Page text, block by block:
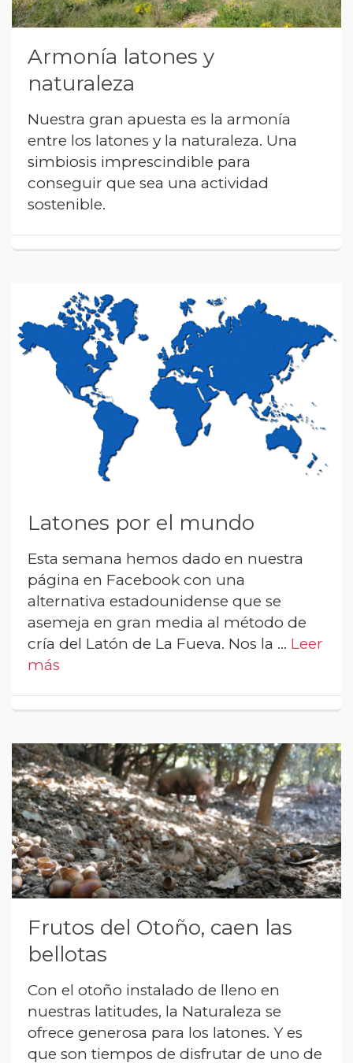
Armonía latones y
naturaleza
Nuestra gran apuesta es la armonía
entre los latones y la naturaleza. Una
simbiosis imprescindible para
conseguir que sea una actividad
sostenible.
Latones por el mundo
Esta semana hemos dado en nuestra
página en Facebook con una
alternativa estadounidense que se
asemeja en gran media al método de
cría del Latón de La Fueva. Nos la … Leer
más
Frutos del Otoño, caen las
bellotas
Con el otoño instalado de lleno en
nuestras latitudes, la Naturaleza se
ofrece generosa para los latones. Y es
que son tiempos de disfrutar de uno de